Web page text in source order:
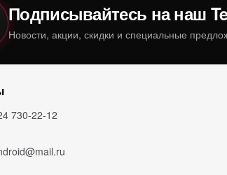
Подписывайтесь на наш
Новости, акции, скидки и специальные
730-22-12